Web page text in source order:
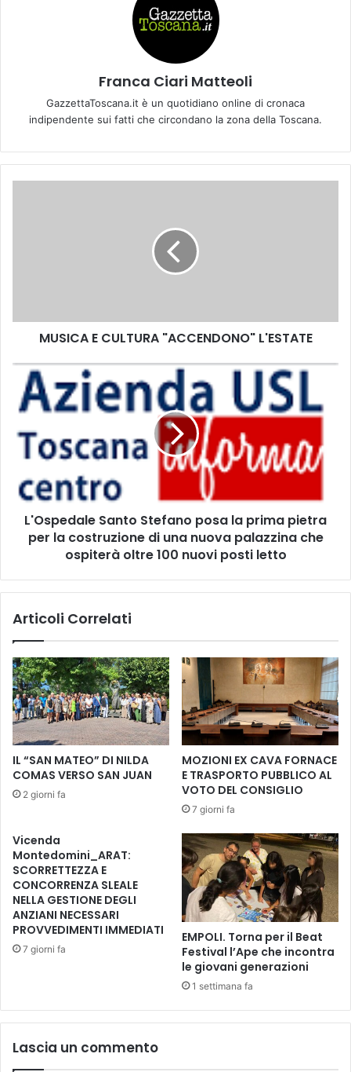
Franca Ciari Matteoli
GazzettaToscana.it è un quotidiano online di cronaca
indipendente sui fatti che circondano la zona della Toscana.
U
U
A
A
E
N
"
'
T
A
T
E
MUSICA E CULTURA "ACCENDONO" L'ESTATE
O
p
t
S
f
a
n
o
p
o
s
a
l
r
i
m
a
p
i
e
p
r
L'Ospedale Santo Stefano posa la prima pietra
per la costruzione di una nuova palazzina che
ospiterà oltre 100 nuovi posti letto
Articoli Correlati
IL “SAN MATEO” DI NILDA
COMAS VERSO SAN JUAN
2 giorni fa
MOZIONI EX CAVA FORNACE
E TRASPORTO PUBBLICO AL
VOTO DEL CONSIGLIO
7 giorni fa
Vicenda
Montedomini_ARAT:
SCORRETTEZZA E
CONCORRENZA SLEALE
NELLA GESTIONE DEGLI
ANZIANI NECESSARI
PROVVEDIMENTI IMMEDIATI
7 giorni fa
EMPOLI. Torna per il Beat
Festival l’Ape che incontra
le giovani generazioni
1 settimana fa
Lascia un commento